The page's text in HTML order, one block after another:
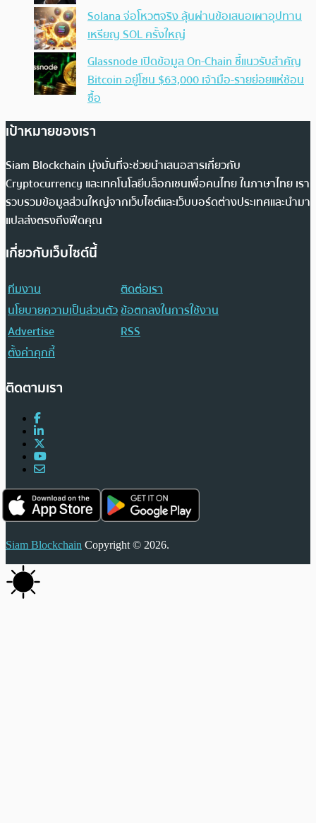
Solana จ่อโหวตจริง ลุ้นผ่านข้อเสนอเผาอุปทาน
เหรียญ SOL ครั้งใหญ่
Glassnode เปิดข้อมูล On-Chain ชี้แนวรับสำคัญ
Bitcoin อยู่โซน $63,000 เจ้ามือ-รายย่อยแห่ช้อน
ซื้อ
เป้าหมายของเรา
Siam Blockchain มุ่งมั่นที่จะช่วยนำเสนอสารเกี่ยวกับ
Cryptocurrency และเทคโนโลยีบล็อกเชนเพื่อคนไทย ในภาษาไทย เรา
รวบรวมข้อมูลส่วนใหญ่จากเว็บไซต์และเว็บบอร์ดต่างประเทศและนำมา
แปลส่งตรงถึงฟีดคุณ
เกี่ยวกับเว็บไซต์นี้
ทีมงาน
ติดต่อเรา
นโยบายความเป็นส่วนตัวข้อตกลงในการใช้งาน
Advertise
RSS
ตั้งค่าคุกกี้
ติดตามเรา
Siam Blockchain Copyright © 2026.